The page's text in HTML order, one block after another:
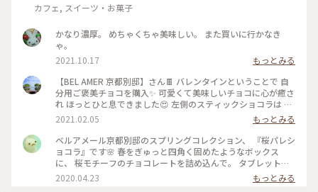
カフェ, スイーツ・お菓子
かなり濃厚。 めちゃくちゃ美味しい。 また買いに行かなき
ゃ。
2021.10.17
もっとみる
【BEL AMER 京都別邸】さん🍫 バレンタインということで 自
分用ご褒美チョコを購入✨ 可愛くて美味しいチョコに心が癒さ
れ ほっとひと息できました😍 左側のスティックショコラは キ
ャラメルやルビーチョコ、 右側はお酒入りチョコや 京都産の
抹茶や宮崎県産日向夏 愛媛県産ほうじ茶など チョコと一言で
言っても たくさんの味を楽しめる✨ パッケージやデザインも
とても可愛いので ご褒美チョコでもプレゼント用でも どちら
にもおすすめの詰め合わせです♡ #ほっとひと息 #バレンタイ
2021.02.05
もっとみる
ベルアメール京都別邸のスプリングコレクション、 『桜パレシ
ョコラ』です🌸 春をぎゅっと四角く固めたようなボックス
に、 桜モチーフのチョコレートを詰め込んで。 タブレットも
良いですが、丸いかたちは 丸窓から桜を覗くような和を感じ
ます。 右から ・桜ブラン・桜ノワール・桜ルビー・桜ミル
2020.04.23 もっとみる